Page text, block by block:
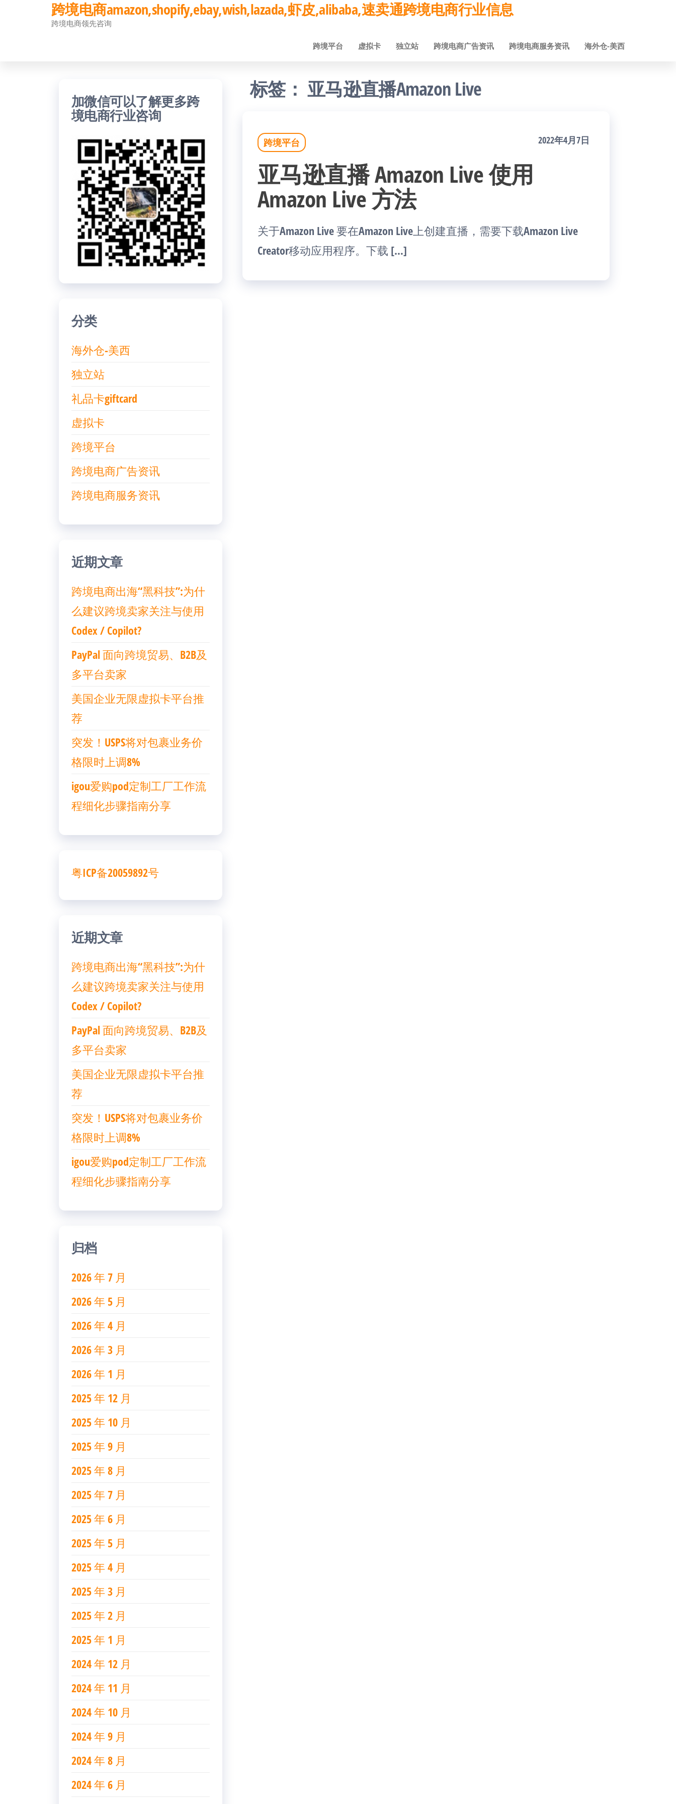
跨境电商amazon,shopify,ebay,wish,lazada,虾皮,alibaba,速卖通跨境电商行业信息
跨境电商领先咨询
跨境平台 虚拟卡 独立站 跨境电商广告资讯 跨境电商服务资讯 海外仓-美西
标签：亚马逊直播Amazon Live
跨境平台 2022年4月7日
亚马逊直播 Amazon Live 使用
Amazon Live 方法
关于Amazon Live 要在Amazon Live上创建直播，需要下载Amazon Live
Creator移动应用程序。下载 […]
加微信可以了解更多跨
境电商行业咨询
分类
海外仓-美西
独立站
礼品卡giftcard
虚拟卡
跨境平台
跨境电商广告资讯
跨境电商服务资讯
近期文章
跨境电商出海“黑科技”:为什
么建议跨境卖家关注与使用
Codex / Copilot?
PayPal 面向跨境贸易、B2B及
多平台卖家
美国企业无限虚拟卡平台推
荐
突发！USPS将对包裹业务价
格限时上调8%
igou爱购pod定制工厂工作流
程细化步骤指南分享
粤ICP备20059892号
近期文章
跨境电商出海“黑科技”:为什
么建议跨境卖家关注与使用
Codex / Copilot?
PayPal 面向跨境贸易、B2B及
多平台卖家
美国企业无限虚拟卡平台推
荐
突发！USPS将对包裹业务价
格限时上调8%
igou爱购pod定制工厂工作流
程细化步骤指南分享
归档
2026 年 7 月
2026 年 5 月
2026 年 4 月
2026 年 3 月
2026 年 1 月
2025 年 12 月
2025 年 10 月
2025 年 9 月
2025 年 8 月
2025 年 7 月
2025 年 6 月
2025 年 5 月
2025 年 4 月
2025 年 3 月
2025 年 2 月
2025 年 1 月
2024 年 12 月
2024 年 11 月
2024 年 10 月
2024 年 9 月
2024 年 8 月
2024 年 6 月